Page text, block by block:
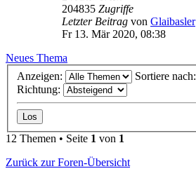
204835 Zugriffe
Letzter Beitrag von Glaibasler
Fr 13. Mär 2020, 08:38
Neues Thema
Anzeigen:
Sortiere nach:
Richtung:
12 Themen • Seite 1 von 1
Zurück zur Foren-Übersicht